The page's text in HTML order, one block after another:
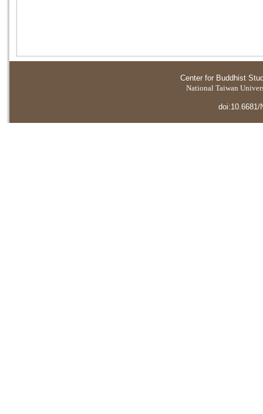
Center for Buddhist
National Taiwan
doi:10.6681/